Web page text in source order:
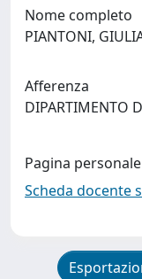
Nome completo
PIANTONI,
Afferenza
DIPARTIMENTO
Pagina personale
Scheda docente